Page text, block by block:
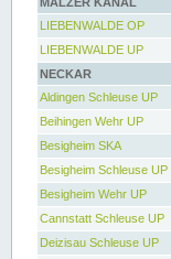
LIEBENWALDE OP
LIEBENWALDE UP
NECKAR
Aldingen Schleuse UP
Beihingen Wehr UP
Besigheim SKA
Besigheim Schleuse UP
Besigheim Wehr UP
Cannstatt Schleuse UP
Deizisau Schleuse UP